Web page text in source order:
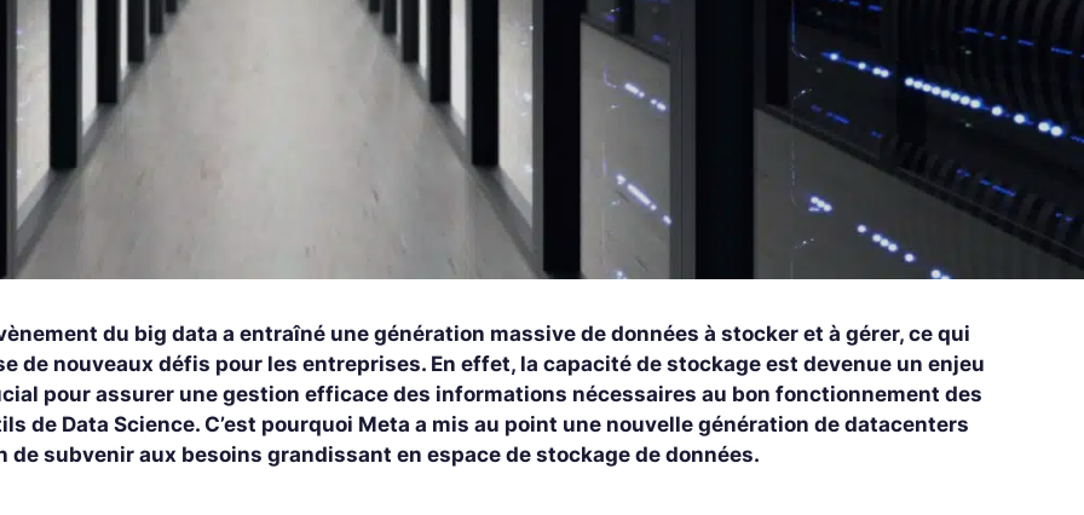
du big data a entraîné une génération massive de données à stocker et à gérer, ce qui
de nouveaux défis pour les entreprises. En effet, la capacité de stockage est devenue un enjeu
pour assurer une gestion efficace des informations nécessaires au bon fonctionnement des
de Data Science. C’est pourquoi Meta a mis au point une nouvelle génération de datacenters
de subvenir aux besoins grandissant en espace de stockage de données.